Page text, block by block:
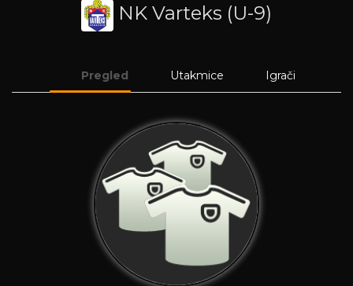
NK Varteks (U-9)
Pregled Utakmice Igrači